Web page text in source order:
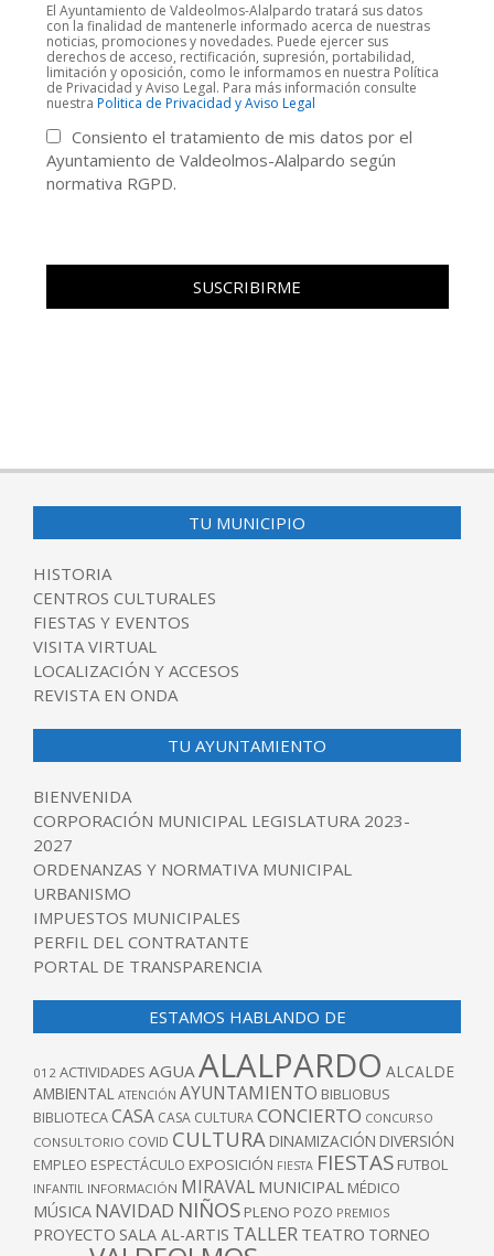
El Ayuntamiento de Valdeolmos-Alalpardo tratará sus datos
con la finalidad de mantenerle informado acerca de nuestras
noticias, promociones y novedades. Puede ejercer sus
derechos de acceso, rectificación, supresión, portabilidad,
limitación y oposición, como le informamos en nuestra Política
de Privacidad y Aviso Legal. Para más información consulte
nuestra Politica de Privacidad y Aviso Legal
Consiento el tratamiento de mis datos por el
Ayuntamiento de Valdeolmos-Alalpardo según
normativa RGPD.
TU MUNICIPIO
HISTORIA
CENTROS CULTURALES
FIESTAS Y EVENTOS
VISITA VIRTUAL
LOCALIZACIÓN Y ACCESOS
REVISTA EN ONDA
TU AYUNTAMIENTO
BIENVENIDA
CORPORACIÓN MUNICIPAL LEGISLATURA 2023-
2027
ORDENANZAS Y NORMATIVA MUNICIPAL
URBANISMO
IMPUESTOS MUNICIPALES
PERFIL DEL CONTRATANTE
PORTAL DE TRANSPARENCIA
ESTAMOS HABLANDO DE
012 ACTIVIDADES AGUAALALPARDO ALCALDE
AMBIENTAL ATENCIÓN AYUNTAMIENTO BIBLIOBUS
BIBLIOTECACASA CASA CULTURACONCIERTO CONCURSO
CONSULTORIO COVID CULTURA DINAMIZACIÓN DIVERSIÓN
EMPLEO ESPECTÁCULO EXPOSICIÓN FIESTA FIESTAS FUTBOL
INFANTIL INFORMACIÓN MIRAVAL MUNICIPAL MÉDICO
MÚSICA NAVIDAD NIÑOS PLENO POZO PREMIOS
PROYECTO SALA AL-ARTIS TALLER TEATRO TORNEO